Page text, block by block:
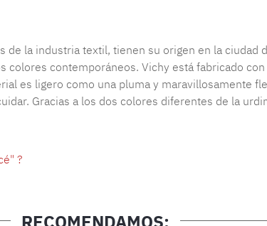
la industria textil, tienen su origen en la ciudad
contemporáneos. Vichy está fabricado
es ligero como una pluma y maravillosamente
Gracias a los dos colores diferentes de la
?